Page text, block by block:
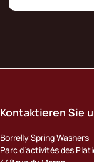
Kontaktieren Sie
Borrelly Spring Washers
Parc d’activités des